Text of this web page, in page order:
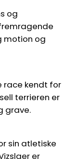
og
motion og
race kendt for
terrieren er
grave.
sin atletiske
er